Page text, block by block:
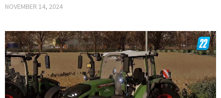
NOVEMBER 14, 2024